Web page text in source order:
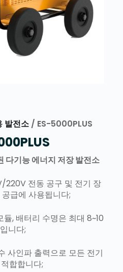
발전소 / ES-5000PLUS
다기능 에너지 저장 발전소
220V 전동 공구 및 전기 장
급에 사용됩니다;
, 배터리 수명은 최대 8~10
니다;
사인파 출력으로 모든 전기
합합니다;